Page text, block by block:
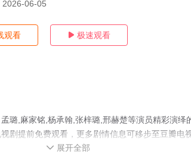
2026-06-05
观看  极速观看
璐,麻家铭,杨承翰,张梓璐,邢赫楚等演员精彩演绎
剧提前免费观看，更多剧情信息可移步至豆瓣电
 展开全部